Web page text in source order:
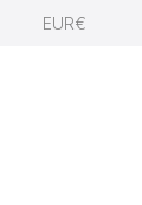
EUR€